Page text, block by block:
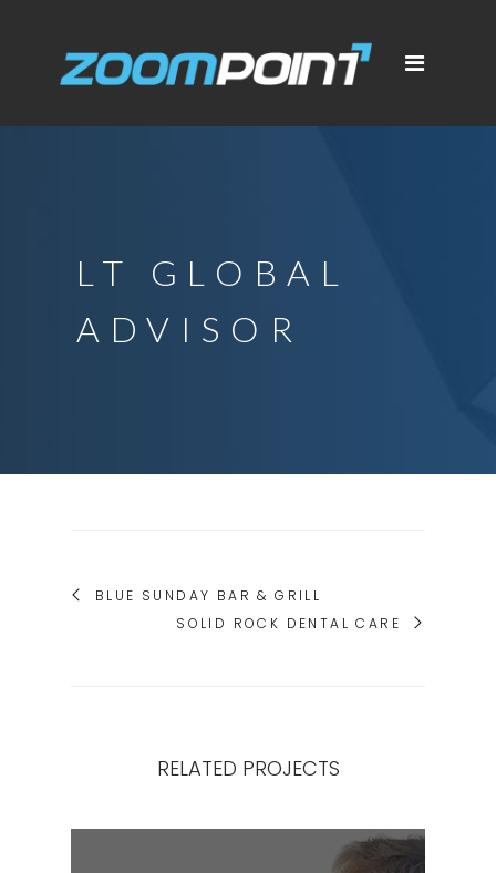
LT GLOBAL
ADVISOR
BLUE SUNDAY BAR & GRILL
SOLID ROCK DENTAL CARE
RELATED PROJECTS